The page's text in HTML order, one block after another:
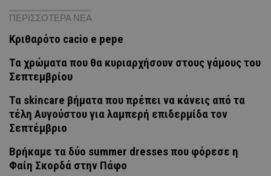
ΠΕΡΙΣΣΟΤΕΡΑ ΝΕΑ
Κριθαρότο cacio e pepe
Τα χρώματα που θα κυριαρχήσουν στους γάμους του
Σεπτεμβρίου
Τα skincare βήματα που πρέπει να κάνεις από τα
τέλη Αυγούστου για λαμπερή επιδερμίδα τον
Σεπτέμβριο
Βρήκαμε τα δύο summer dresses που φόρεσε η
Φαίη Σκορδά στην Πάφο